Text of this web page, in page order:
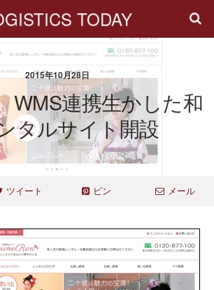
TODAY
2015年10月28日
WMS連携生かした和
タルサイト開設
ツイート ピン メール